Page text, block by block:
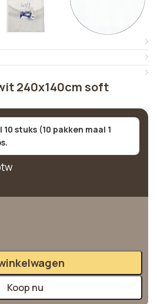
240x140cm soft
stuks (10 pakken maal 1
Koop nu